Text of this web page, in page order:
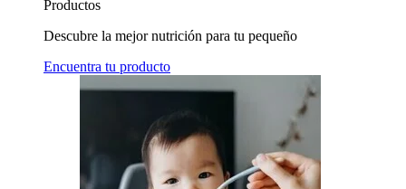
Productos
Descubre la mejor nutrición para tu pequeño
Encuentra tu producto